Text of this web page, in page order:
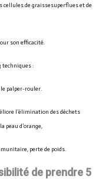
cellules de graissesuperflues et de
son efficacité.
techniques :
palper-rouler.
l’élimination des déchets
peau d’orange,
perte de poids.
de prendre 5